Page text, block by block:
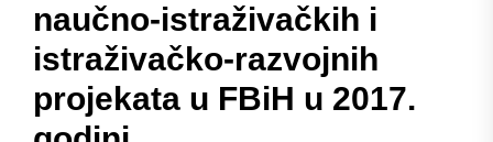
naučno-istraživačkih i
istraživačko-razvojnih
projekata u FBiH u 2017.